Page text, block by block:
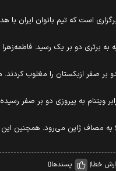
است که تیم بانوان ایران
به برتری دو بر یک رسید.
بر صفر ازبکستان را مغلوب کردند.
ویتنام به پیروزی دو بر صفر
به مصاف ژاپن می‌رود. همچنین
خطا پسندها0